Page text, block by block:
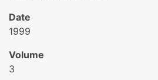
Date
1999
Volume
3